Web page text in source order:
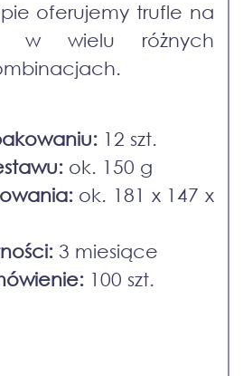
oferujemy trufle na
w wielu różnych
12 szt.
ok. 150 g
ok. 181 x 147 x
3 miesiące
100 szt.